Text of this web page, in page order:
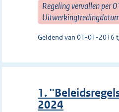
Regeling vervallen per
Geldend van 01-01-2016
1.
2024